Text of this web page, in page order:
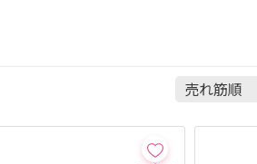
今売れて